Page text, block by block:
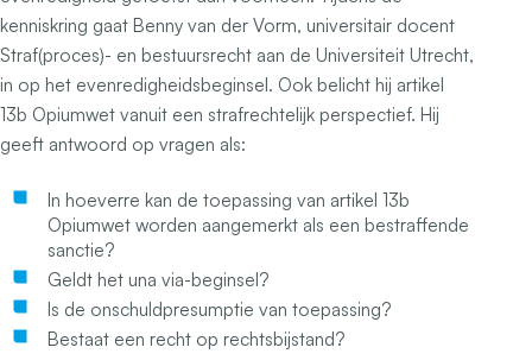
kenniskring gaat Benny van der Vorm, universitair docent
Straf(proces)- en bestuursrecht aan de Universiteit Utrecht,
in op het evenredigheidsbeginsel. Ook belicht hij artikel
13b Opiumwet vanuit een strafrechtelijk perspectief. Hij
geeft antwoord op vragen als:
In hoeverre kan de toepassing van artikel 13b
Opiumwet worden aangemerkt als een bestraffende
sanctie?
Geldt het una via-beginsel?
Is de onschuldpresumptie van toepassing?
Bestaat een recht op rechtsbijstand?